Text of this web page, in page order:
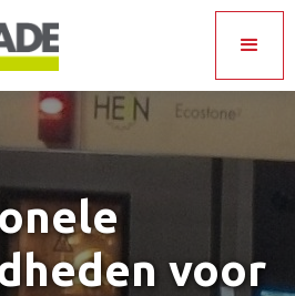
voor